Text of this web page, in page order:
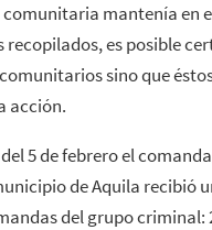
mantenía en
es posible
sino que
acción.
5 de febrero el
de Aquila recibió
del grupo criminal: